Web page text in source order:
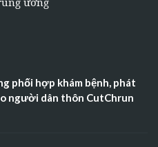
phối hợp khám bệnh, phát
người dân thôn CutChrun